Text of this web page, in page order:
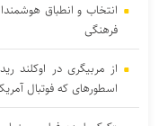
انتخاب و انطباق
فرهنگی
از مربیگری در اوکلند
اسطورهای که فوتبال